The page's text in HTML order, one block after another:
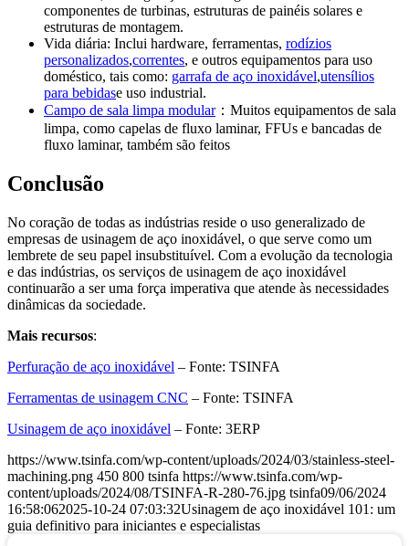
componentes de turbinas, estruturas de painéis solares e
estruturas de montagem.
Vida diária: Inclui hardware, ferramentas, rodízios
personalizados,correntes, e outros equipamentos para uso
doméstico, tais como: garrafa de aço inoxidável,utensílios
para bebidase uso industrial.
Campo de sala limpa modular：Muitos equipamentos de sala
limpa, como capelas de fluxo laminar, FFUs e bancadas de
fluxo laminar, também são feitos
Conclusão
No coração de todas as indústrias reside o uso generalizado de
empresas de usinagem de aço inoxidável, o que serve como um
lembrete de seu papel insubstituível. Com a evolução da tecnologia
e das indústrias, os serviços de usinagem de aço inoxidável
continuarão a ser uma força imperativa que atende às necessidades
dinâmicas da sociedade.
Mais recursos:
Perfuração de aço inoxidável – Fonte: TSINFA
Ferramentas de usinagem CNC – Fonte: TSINFA
Usinagem de aço inoxidável – Fonte: 3ERP
https://www.tsinfa.com/wp-content/uploads/2024/03/stainless-steel-
machining.png 450 800 tsinfa https://www.tsinfa.com/wp-
content/uploads/2024/08/TSINFA-R-280-76.jpg tsinfa09/06/2024
16:58:062025-10-24 07:03:32Usinagem de aço inoxidável 101: um
guia definitivo para iniciantes e especialistas